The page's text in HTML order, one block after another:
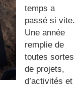
temps a
passé si vite.
Une année
remplie de
toutes sortes
de projets,
d’activités et